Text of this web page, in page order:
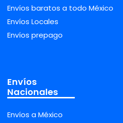
Envíos baratos a todo México
Envíos Locales
Envíos prepago
Envíos
Nacionales
Envíos a México